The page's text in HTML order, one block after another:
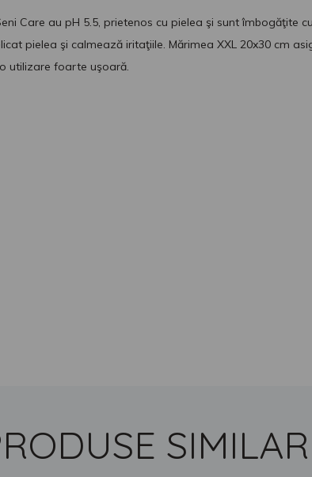
Care au pH 5.5, prietenos cu pielea şi sunt îmbogăţite
pielea şi calmează iritaţiile. Mărimea XXL 20x30 cm
utilizare foarte uşoară.